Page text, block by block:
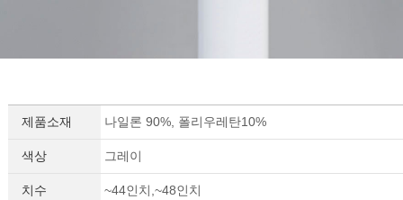
제품소재 나일론 90%, 폴리우레탄10%
색상 그레이
치수 ~44인치,~48인치